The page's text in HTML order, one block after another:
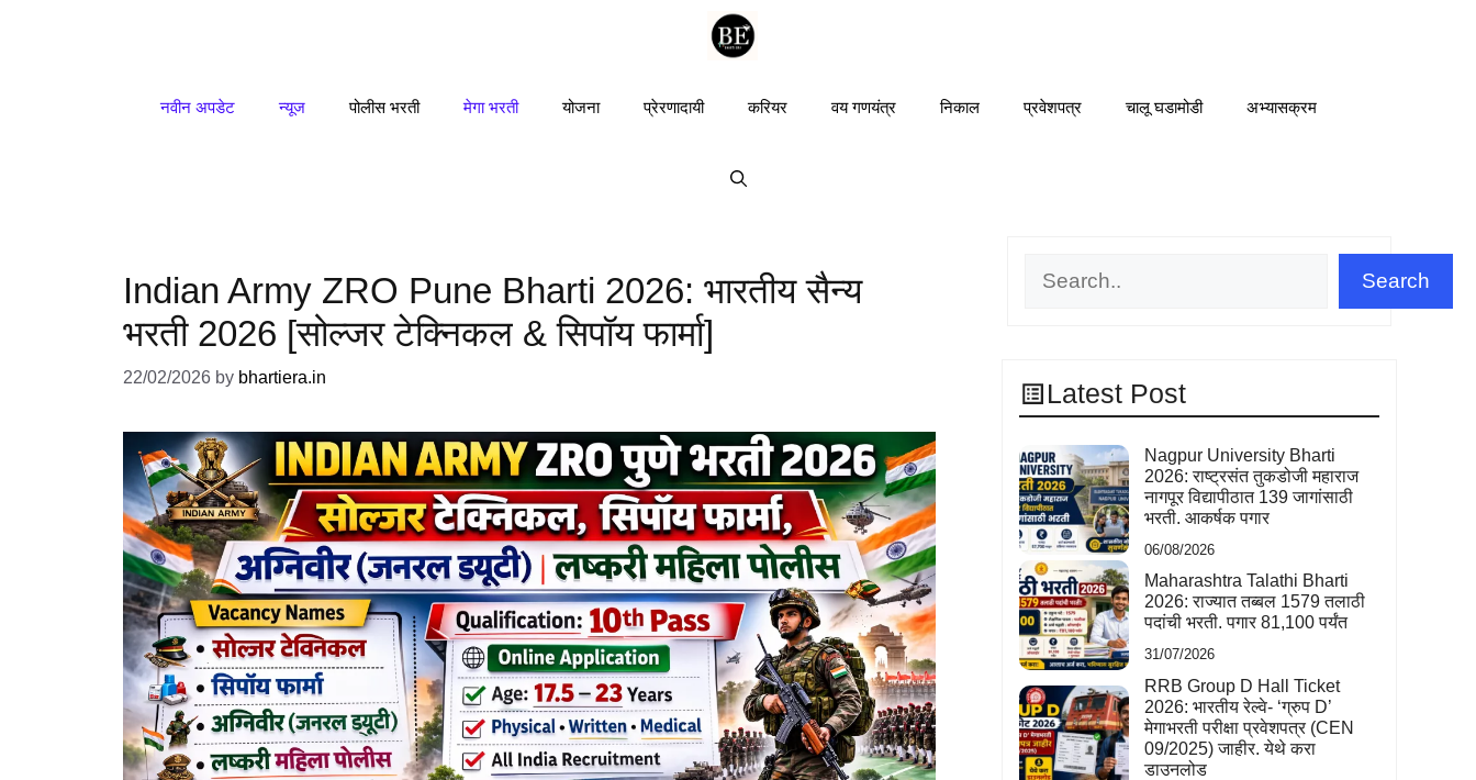
नवीन अपडेट न्यूज पोलीस भरती मेगा भरती योजना प्रेरणादायी करियर वय गणयंत्र निकाल प्रवेशपत्र चालू घडामोडी अभ्यासक्रम
Indian Army ZRO Pune Bharti 2026: भारतीय सैन्य
भरती 2026 [सोल्जर टेक्निकल & सिपॉय फार्मा]
22/02/2026 by bhartiera.in
Search
Latest Post
Nagpur University Bharti
2026: राष्ट्रसंत तुकडोजी महाराज
नागपूर विद्यापीठात 139 जागांसाठी
भरती. आकर्षक पगार
06/08/2026
Maharashtra Talathi Bharti
2026: राज्यात तब्बल 1579 तलाठी
पदांची भरती. पगार 81,100 पर्यंत
31/07/2026
RRB Group D Hall Ticket
2026: भारतीय रेल्वे- ‘ग्रुप D’
मेगाभरती परीक्षा प्रवेशपत्र (CEN
09/2025) जाहीर. येथे करा
डाउनलोड